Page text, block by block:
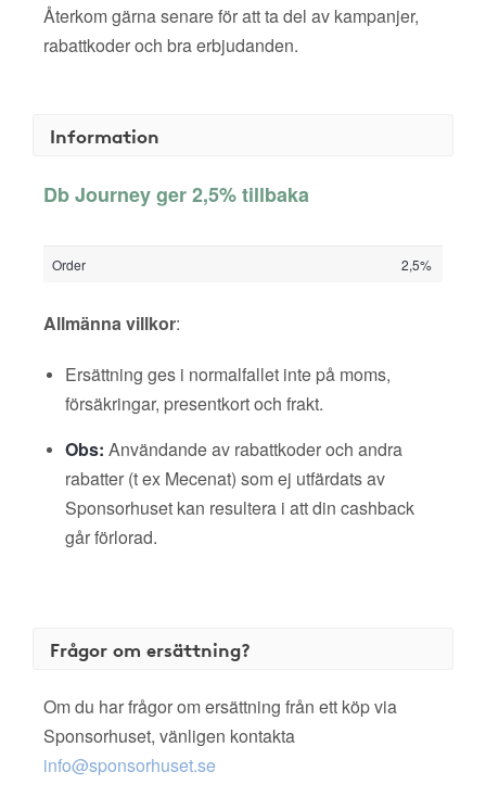
Återkom gärna senare för att ta del av kampanjer,
rabattkoder och bra erbjudanden.
Information
Db Journey ger 2,5% tillbaka
Order 2,5%
Allmänna villkor:
Ersättning ges i normalfallet inte på moms,
försäkringar, presentkort och frakt.
Obs: Användande av rabattkoder och andra
rabatter (t ex Mecenat) som ej utfärdats av
Sponsorhuset kan resultera i att din cashback
går förlorad.
Frågor om ersättning?
Om du har frågor om ersättning från ett köp via
Sponsorhuset, vänligen kontakta
info@sponsorhuset.se